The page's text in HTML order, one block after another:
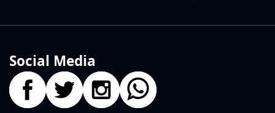
Social Media